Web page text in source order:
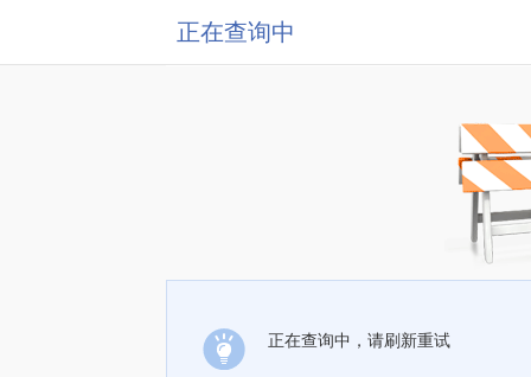
正在查询中
正在查询中，请刷新重试